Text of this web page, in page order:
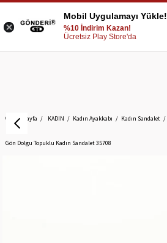
Anasayfa KADIN Kadın Ayakkabı Kadın Sandalet
Gön Dolgu Topuklu Kadın Sandalet 35708
Mobil Uygulamayı Yükle!
%10 İndirim Kazan!
Ücretsiz Play Store'da